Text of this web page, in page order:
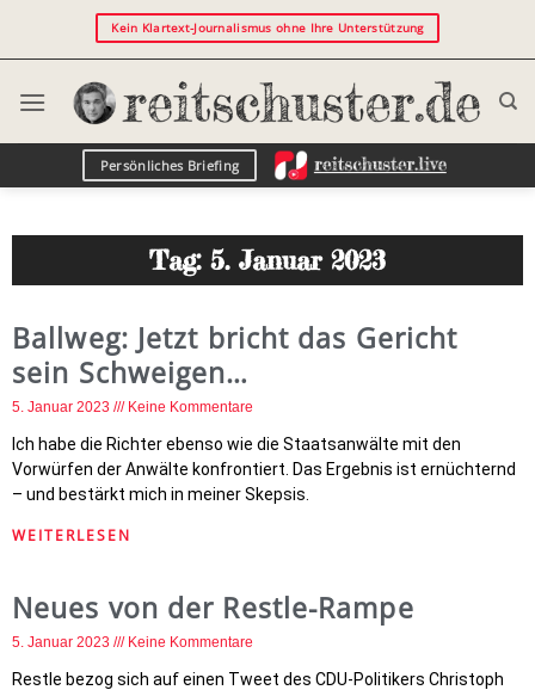
Kein Klartext-Journalismus ohne Ihre Unterstützung
Persönliches Briefing
Tag: 5. Januar 2023
Ballweg: Jetzt bricht das Gericht
sein Schweigen…
5. Januar 2023 Keine Kommentare
Ich habe die Richter ebenso wie die Staatsanwälte mit den
Vorwürfen der Anwälte konfrontiert. Das Ergebnis ist ernüchternd
– und bestärkt mich in meiner Skepsis.
WEITERLESEN
Neues von der Restle-Rampe
5. Januar 2023 Keine Kommentare
Restle bezog sich auf einen Tweet des CDU-Politikers Christoph